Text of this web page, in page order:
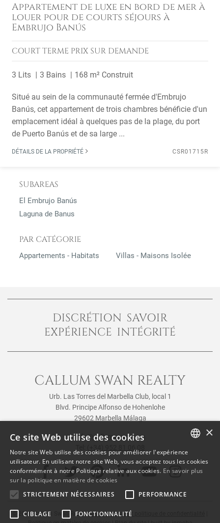
Appartement de luxe en bord de mer à
louer pour de courts séjours à
Embrujo Banús
COURT TERME PRIX SUR DEMANDE
3 Lits 3 Bains 168 m² Construit
Situé au sein de la communauté fermée d'Embrujo
Banús, cet appartement de trois chambres bénéficie d'un
emplacement idéal à quelques pas de la plage, du port
de Puerto Banús et de sa large ...
DÉTAILS DE LA PROPRIÉTÉ CSR01715R
SUBAREAS
El Embrujo Banús
Laguna de Banus
PAR CATÉGORIE
Appartements - Habitats Villas - Maisons Isolée
DISCRÉTION SAVOIR
EXPÉRIENCE INTÉGRITÉ
CALLUM SWAN REALTY
Urb. Las Torres del Marbella Club, local 1
Blvd. Principe Alfonso de Hohenlohe
29602 Marbella Málaga
info@callumswan.com
© 2026Callum Swan Realty|Avis juridique et politique de confidentialité
ENGLISH
SPANISH
FRENCH
×
Ce site Web utilise des cookies
Notre site Web utilise des cookies pour améliorer l'expérience
utilisateur. En utilisant notre site Web, vous acceptez tous les cookies
conformément à notre Politique relative aux cookies. En savoir plus
sur la politique en matière de cookies
STRICTEMENT NÉCESSAIRES
PERFORMANCE
CIBLAGE FONCTIONNALITÉ